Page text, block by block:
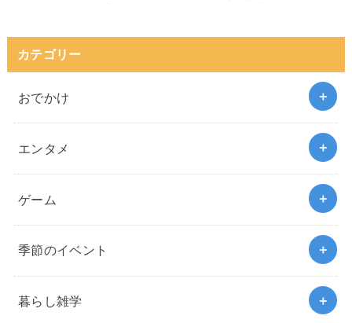
カテゴリー
おでかけ
エンタメ
ゲーム
季節のイベント
暮らし雑学